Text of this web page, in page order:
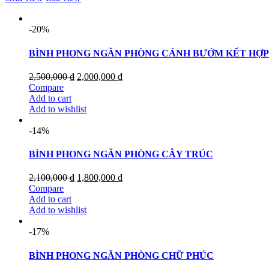
-20%
BÌNH PHONG NGĂN PHÒNG CÁNH BƯỚM KẾT
2,500,000₫ 2,000,000 ₫
Compare
Add to cart
Add to wishlist
-14%
BÌNH PHONG NGĂN PHÒNG CÂY TRÚC
2,100,000₫ 1,800,000 ₫
Compare
Add to cart
Add to wishlist
-17%
BÌNH PHONG NGĂN PHÒNG CHỮ PHÚC